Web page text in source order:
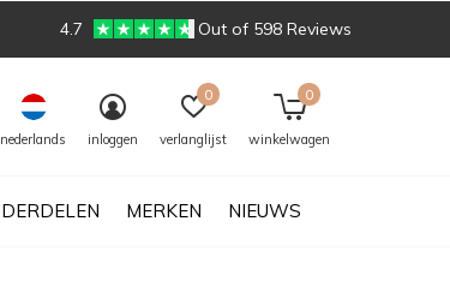
MERKEN NIEUWS
nederlands
inloggen verlanglijst
0
winkelwagen
0
4.7 Out of 598 Reviews